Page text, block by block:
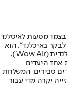
מסעות לאיסלנד
באיסלנד”, הוא
אומר, “זה קורה בעיקר בזכות חברת התעופה האיסלנדית (Wow Air ),
אחד היעדים
סבירים. המשלחת
יקרה מדי עבור